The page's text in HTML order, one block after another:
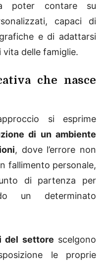
poter contare su
capaci di
e di adattarsi
delle famiglie.
che nasce
si esprime
di un ambiente
, dove l’errore non
fallimento personale,
di partenza per
un determinato
del settore scelgono
le proprie